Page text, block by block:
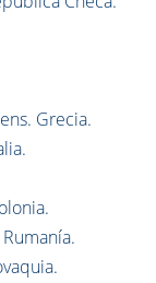
Grecia.